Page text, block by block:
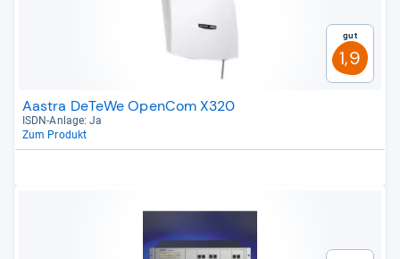
Gut
1,9
Aastra DeTeWe OpenCom X320
ISDN-​Anlage: Ja
Zum Produkt